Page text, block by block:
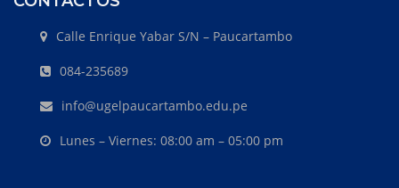
Calle Enrique Yabar S/N – Paucartambo
084-235689
info@ugelpaucartambo.edu.pe
Lunes – Viernes: 08:00 am – 05:00 pm